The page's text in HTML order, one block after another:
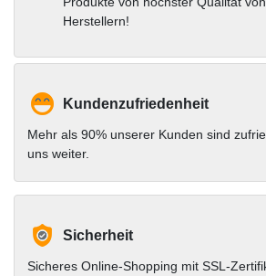
Herstellern!
Kundenzufriedenheit
Mehr als 90% unserer Kunden sind
uns weiter.
Sicherheit
Sicheres Online-Shopping mit SSL-